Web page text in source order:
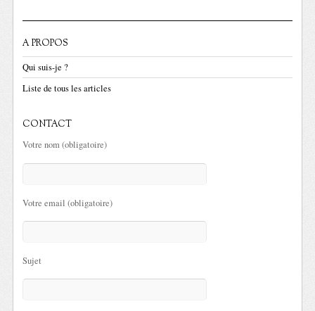
A PROPOS
Qui suis-je ?
Liste de tous les articles
CONTACT
Votre nom (obligatoire)
Votre email (obligatoire)
Sujet